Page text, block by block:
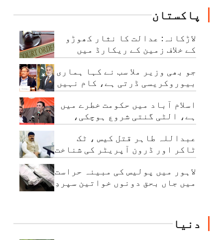
پاکستان
لاڑکانہ: عدالت کا نثار کھوڑو
کے خلاف زمین کے ریکارڈ میں
بدعنوانی کی تحقیقات کا حکم
جو بھی وزیر ملا سب نے کہا ہماری
بیوروکریسی ڈرتی ہے، کام نہیں
کرتی: چیئرمین نیب
اسلام آباد میں حکومت خطرے میں
ہے، الٹی گنتی شروع ہوچکی،
بلاول بھٹو
عبداللہ طاہر قتل کیس ، ٹک
ٹاکر اور ڈرون آپریٹر کی شناخت
ہوگئی
لاہور میں پولیس کی مبینہ حراست
میں جاں بحق دونوں خواتین سپردِ
دنیا